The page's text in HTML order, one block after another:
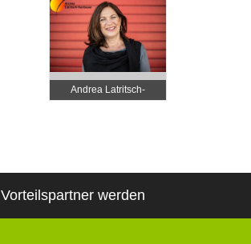
Andrea Latritsch-
Karlbauer
Vorteilspartner werden